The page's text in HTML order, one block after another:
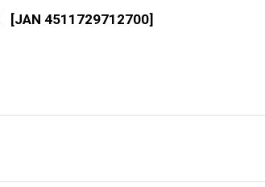
[JAN 4511729712700]